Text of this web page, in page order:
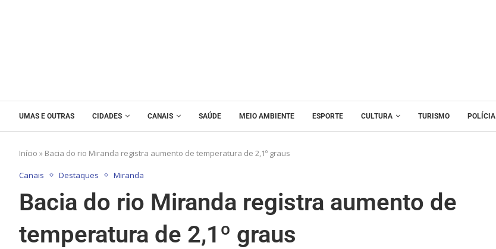
UMAS E OUTRAS CIDADES CANAIS SAÚDE MEIO AMBIENTE ESPORTE CULTURA TURISMO POLÍCIA
Início » Bacia do rio Miranda registra aumento de temperatura de 2,1º graus
Canais Destaques Miranda
Bacia do rio Miranda registra aumento de
temperatura de 2,1º graus